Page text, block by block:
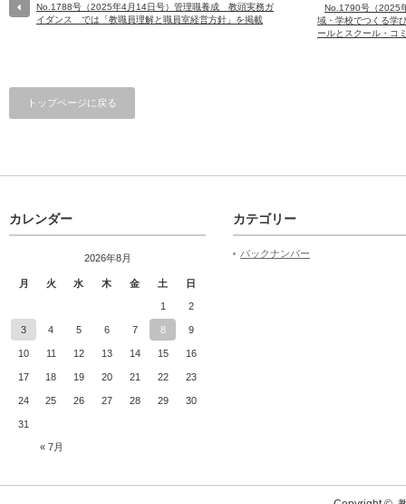
No.1788号（2025年4月14日号）管理職養成 教頭実務ガ
イダンス では「教職員理解と職員室経営方針」を掲載
No.1790号（2025
域・学校でつくる学
ールとスクール・コ
トップページに戻る
カレンダー
2026年8月
月 火 水 木 金 土 日
« 7月
1 2
3 4 5 6 7 8 9
10 11 12 13 14 15 16
17 18 19 20 21 22 23
24 25 26 27 28 29 30
31
カテゴリー
バックナンバー